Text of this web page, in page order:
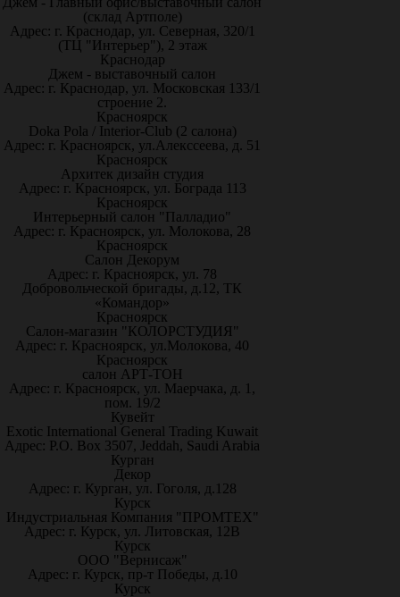
(склад Артполе)
Адрес: г. Краснодар, ул. Северная, 320/1
(ТЦ "Интерьер"), 2 этаж
Краснодар
Джем - выставочный салон
Адрес: г. Краснодар, ул. Московская 133/1
строение 2.
Красноярск
Doka Pola / Interior-Club (2 салона)
Адрес: г. Красноярск, ул.Алекссеева, д. 51
Красноярск
Архитек дизайн студия
Адрес: г. Красноярск, ул. Бограда 113
Красноярск
Интерьерный салон "Палладио"
Адрес: г. Красноярск, ул. Молокова, 28
Красноярск
Салон Декорум
Адрес: г. Красноярск, ул. 78
Добровольческой бригады, д.12, ТК
«Командор»
Красноярск
Салон-магазин "КОЛОРСТУДИЯ"
Адрес: г. Красноярск, ул.Молокова, 40
Красноярск
салон АРТ-ТОН
Адрес: г. Красноярск, ул. Маерчака, д. 1,
пом. 19/2
Кувейт
Exotic International General Trading Kuwait
Адрес: P.O. Box 3507, Jeddah, Saudi Arabia
Курган
Декор
Адрес: г. Курган, ул. Гоголя, д.128
Курск
Индустриальная Компания "ПРОМТЕХ"
Адрес: г. Курск, ул. Литовская, 12В
Курск
ООО "Вернисаж"
Адрес: г. Курск, пр-т Победы, д.10
Курск